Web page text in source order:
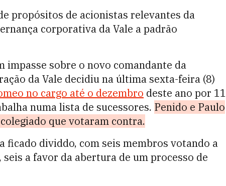
propósitos de acionistas relevantes da
corporativa da Vale a padrão
sobre o novo comandante da
da Vale decidiu na última sexta-feira (8)
no cargo até o dezembro deste ano por 11
numa lista de sucessores. Penido e Paulo
que votaram contra.
ficado dividdo, com seis membros votando a
a favor da abertura de um processo de